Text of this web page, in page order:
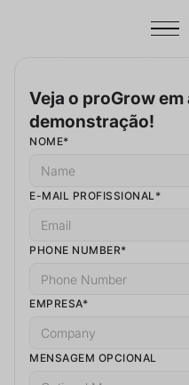
Veja o proGrow em
demonstração!
NOME*
E-MAIL PROFISSIONAL*
PHONE NUMBER*
EMPRESA*
MENSAGEM OPCIONAL